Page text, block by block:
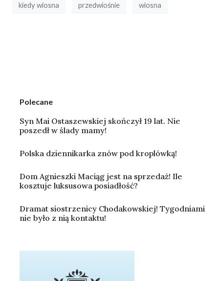
kiedy wiosna przedwiośnie wiosna
Polecane
Syn Mai Ostaszewskiej skończył 19 lat. Nie
poszedł w ślady mamy!
Polska dziennikarka znów pod kroplówką!
Dom Agnieszki Maciąg jest na sprzedaż! Ile
kosztuje luksusowa posiadłość?
Dramat siostrzenicy Chodakowskiej! Tygodniami
nie było z nią kontaktu!